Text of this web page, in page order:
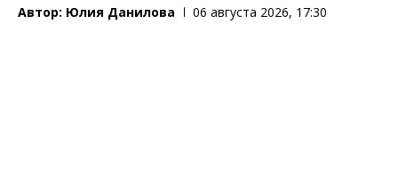
Автор: Юлия Данилова 06 августа 2026, 17:30